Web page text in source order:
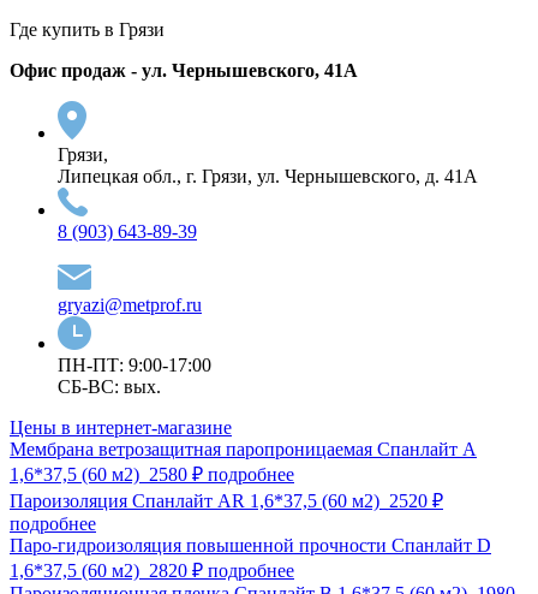
Где купить в Грязи
Офис продаж - ул. Чернышевского, 41А
Грязи,
Липецкая обл., г. Грязи, ул. Чернышевского, д. 41А
8 (903) 643-89-39
gryazi@metprof.ru
ПН-ПТ: 9:00-17:00
СБ-ВС: вых.
Цены в интернет-магазине
Мембрана ветрозащитная паропроницаемая Спанлайт А
1,6*37,5 (60 м2) 2580 ₽ подробнее
Пароизоляция Спанлайт AR 1,6*37,5 (60 м2) 2520 ₽
подробнее
Паро-гидроизоляция повышенной прочности Спанлайт D
1,6*37,5 (60 м2) 2820 ₽ подробнее